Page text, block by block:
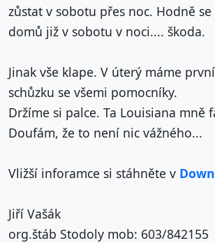
zůstat v sobotu přes noc. Hodně se
domů již v sobotu v noci.... škoda.
Jinak vše klape. V úterý máme
schůzku se všemi pomocníky.
Držíme si palce. Ta Louisiana mně
Doufám, že to není nic vážného...
Vližší inforamce si stáhněte v
Jiří Vašák
org.štáb Stodoly mob: 603/842155